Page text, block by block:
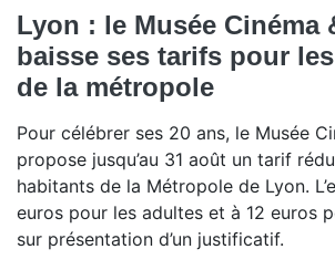
Lyon : le Musée Cinéma
baisse ses tarifs pour
de la métropole
Pour célébrer ses 20 ans, le Musée
propose jusqu’au 31 août un tarif
habitants de la Métropole de Lyon.
euros pour les adultes et à 12 euros
sur présentation d’un justificatif.